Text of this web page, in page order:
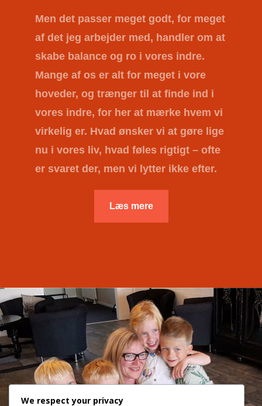
Men det passer meget godt, for meget
af det jeg arbejder med, handler om at
skabe balance og ro i vores indre.
Mange af os er alt for meget i vore
hoveder, og trænger til at finde ind i
vores indre, for her at mærke hvem vi
virkelig er. Hvad ønsker vi at gøre lige
nu i vores liv, hvad føles rigtigt – ofte
er svaret der, men vi lytter ikke efter.
Læs mere
We respect your privacy